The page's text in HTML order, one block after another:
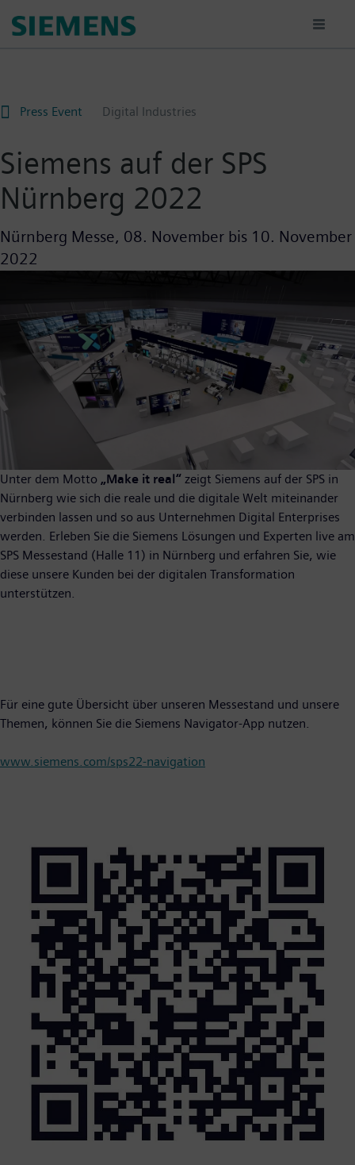
para
Press Event
Digital Industries
Siemens auf der SPS
Nürnberg 2022
Nürnberg Messe, 08. November bis 10. November
2022
Unter dem Motto „Make it real“ zeigt Siemens auf der SPS in
Nürnberg wie sich die reale und die digitale Welt miteinander
verbinden lassen und so aus Unternehmen Digital Enterprises
werden. Erleben Sie die Siemens Lösungen und Experten live am
SPS Messestand (Halle 11) in Nürnberg und erfahren Sie, wie
diese unsere Kunden bei der digitalen Transformation
unterstützen.
Für eine gute Übersicht über unseren Messestand und unsere
Themen, können Sie die Siemens Navigator-App nutzen.
www.siemens.com/sps22-navigation